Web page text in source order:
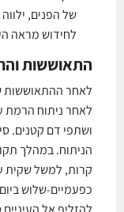
של הפנים,
לחידוש מראה
התאוששות
לאחר ההתאוששות
לאחר ניתוח הרמת
ושתפי דם קטנים.
הניתוח. במהלך
קרות, למשל שקית
כפעמיים-שלוש